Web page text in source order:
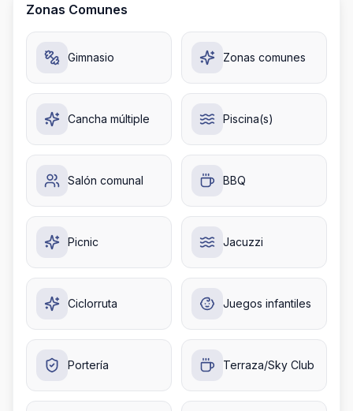
Zonas Comunes
Gimnasio Zonas comunes
Cancha múltiple Piscina(s)
Salón comunal BBQ
Picnic Jacuzzi
Ciclorruta Juegos infantiles
Portería Terraza/Sky Club